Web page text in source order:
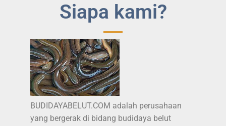
Siapa kami?
BUDIDAYABELUT.COM adalah perusahaan
yang bergerak di bidang budidaya belut